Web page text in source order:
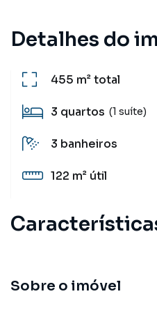
Detalhes do
455 m²total
3 quartos (1 suíte)
3 banheiros
122 m² útil
Sobre o imóvel